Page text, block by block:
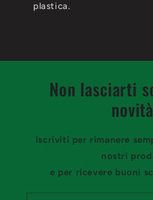
plastica.
Non lasciarti
Iscriviti per rimanere
nostri
e per ricevere buoni